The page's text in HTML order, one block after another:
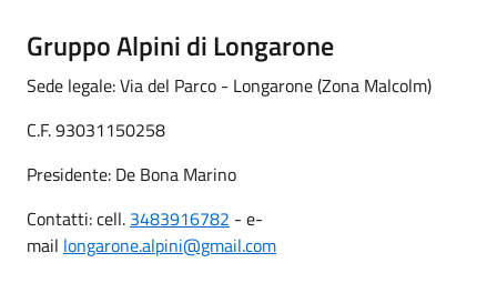
Gruppo Alpini di Longarone
Sede legale: Via del Parco - Longarone (Zona Malcolm)
C.F. 93031150258
Presidente: De Bona Marino
Contatti: cell. 3483916782 - e-
mail longarone.alpini@gmail.com